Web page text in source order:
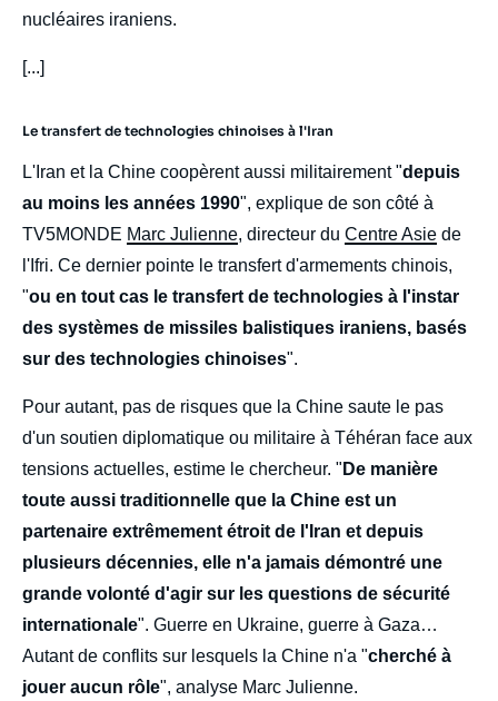
nucléaires iraniens.
[...]
Le transfert de technologies chinoises à l'Iran
L'Iran et la Chine coopèrent aussi militairement "depuis
au moins les années 1990", explique de son côté à
TV5MONDE Marc Julienne, directeur du Centre Asie de
l'Ifri. Ce dernier pointe le transfert d'armements chinois,
"ou en tout cas le transfert de technologies à l'instar
des systèmes de missiles balistiques iraniens, basés
sur des technologies chinoises".
Pour autant, pas de risques que la Chine saute le pas
d'un soutien diplomatique ou militaire à Téhéran face aux
tensions actuelles, estime le chercheur. " De manière
toute aussi traditionnelle que la Chine est un
partenaire extrêmement étroit de l'Iran et depuis
plusieurs décennies, elle n'a jamais démontré une
grande volonté d'agir sur les questions de sécurité
internationale". Guerre en Ukraine, guerre à Gaza…
Autant de conflits sur lesquels la Chine n'a "cherché à
jouer aucun rôle", analyse Marc Julienne.